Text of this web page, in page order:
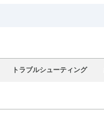
トラブルシューティング